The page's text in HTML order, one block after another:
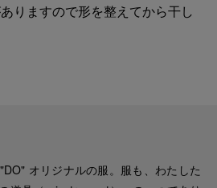
りますので形を整えてから干し
オリジナルの服。服も、わたした